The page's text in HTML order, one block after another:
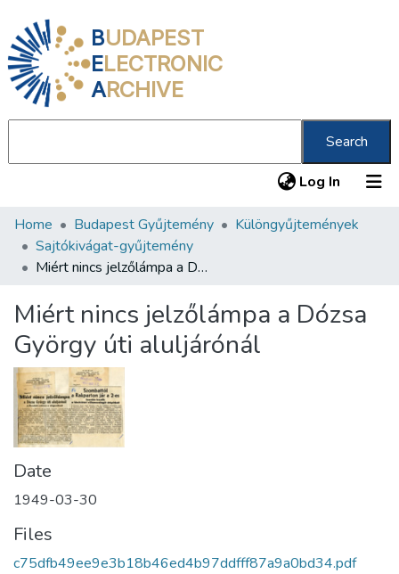
BUDAPEST
ELECTRONIC
ARCHIVE
Search
Log In (current)
Communities & Collections
All of DSpace
About us
Home Budapest Gyűjtemény
Különgyűjtemények
Sajtókivágat-gyűjtemény
Miért nincs jelzőlámpa a Dózsa György úti aluljárónál
Miért nincs jelzőlámpa a Dózsa
György úti aluljárónál
Date
1949-03-30
Files
c75dfb49ee9e3b18b46ed4b97ddfff87a9a0bd34.pdf